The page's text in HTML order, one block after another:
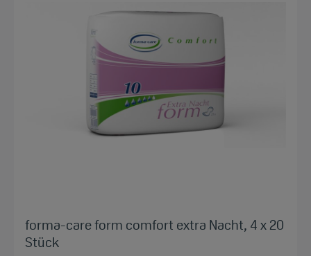
forma-care form comfort extra Nacht, 4 x 20
Stück